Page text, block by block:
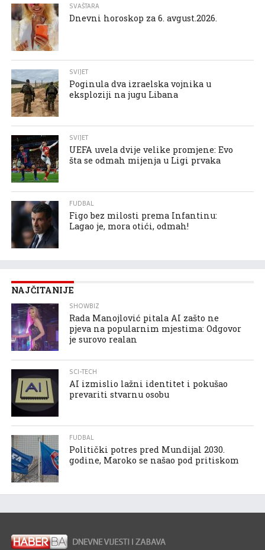
SVAŠTARA
Dnevni horoskop za 6. avgust.2026.
SVIJET
Poginula dva izraelska vojnika u
eksploziji na jugu Libana
SVIJET
UEFA uvela dvije velike promjene: Evo
šta se odmah mijenja u Ligi prvaka
FUDBAL
Figo bez milosti prema Infantinu:
Lagao je, mora otići, odmah!
NAJČITANIJE
SHOWBIZ
Rada Manojlović pitala AI zašto ne
pjeva na popularnim mjestima: Odgovor
je surovo realan
SCI-TECH
AI izmislio lažni identitet i pokušao
prevariti stvarnu osobu
FUDBAL
Politički potres pred Mundijal 2030.
godine, Maroko se našao pod pritiskom